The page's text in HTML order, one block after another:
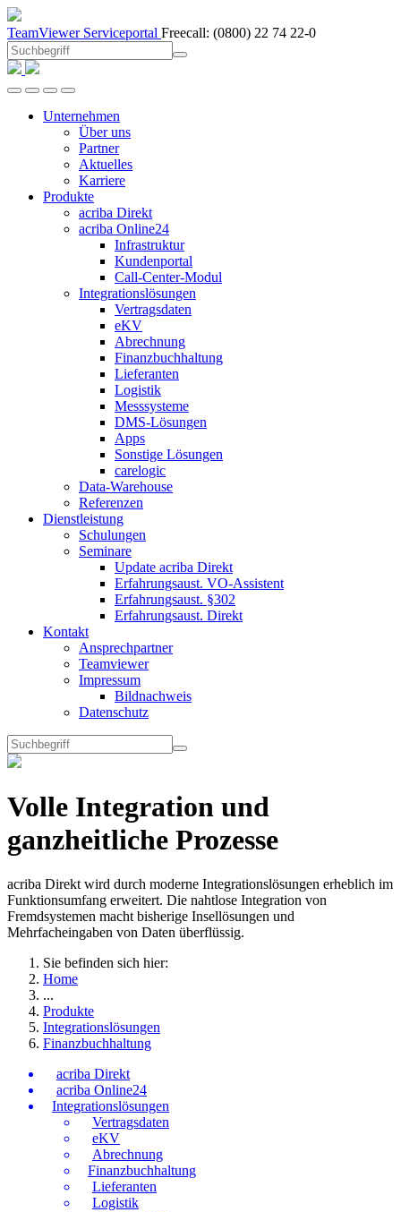
TeamViewer Serviceportal Freecall: (0800) 22 74 22-0
Unternehmen
Über uns
Partner
Aktuelles
Karriere
Produkte
acriba Direkt
acriba Online24
Infrastruktur
Kundenportal
Call-Center-Modul
Integrationslösungen
Vertragsdaten
eKV
Abrechnung
Finanzbuchhaltung
Lieferanten
Logistik
Messsysteme
DMS-Lösungen
Apps
Sonstige Lösungen
carelogic
Data-Warehouse
Referenzen
Dienstleistung
Schulungen
Seminare
Update acriba Direkt
Erfahrungsaust. VO-Assistent
Erfahrungsaust. §302
Erfahrungsaust. Direkt
Kontakt
Ansprechpartner
Teamviewer
Impressum
Bildnachweis
Datenschutz
Volle Integration und
ganzheitliche Prozesse
acriba Direkt wird durch moderne Integrationslösungen erheblich im
Funktionsumfang erweitert. Die nahtlose Integration von
Fremdsystemen macht bisherige Insellösungen und
Mehrfacheingaben von Daten überflüssig.
Sie befinden sich hier:
Home
...
Produkte
Integrationslösungen
Finanzbuchhaltung
acriba Direkt
acriba Online24
Integrationslösungen
Vertragsdaten
eKV
Abrechnung
Finanzbuchhaltung
Lieferanten
Logistik